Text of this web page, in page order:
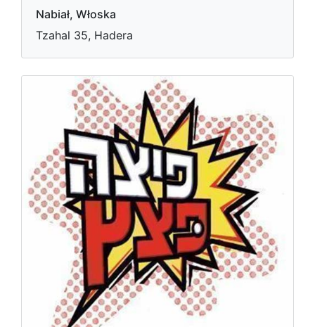
Nabiał, Włoska
Tzahal 35, Hadera